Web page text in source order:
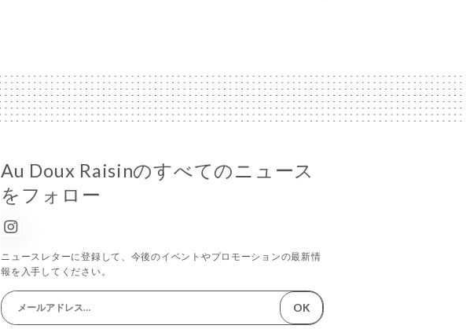
Au Doux Raisinのすべてのニュース
をフォロー
ニュースレターに登録して、今後のイベントやプロモーションの最新情
報を入手してください。
OK